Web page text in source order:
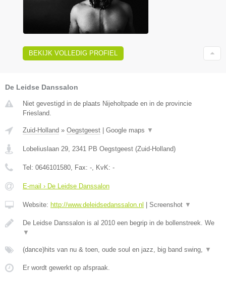
BEKIJK VOLLEDIG PROFIEL
De Leidse Danssalon
Niet gevestigd in de plaats Nijeholtpade en in de provincie
Friesland.
Zuid-Holland » Oegstgeest | Google maps ▼
Lobeliuslaan 29 2341 PB Oegstgeest (Zuid-Holland)
Tel: 0646101580 , Fax: - , KvK: -
E-mail › De Leidse Danssalon
Website: http://www.deleidsedanssalon.nl | Screenshot ▼
De Leidse Danssalon is al 2010 een begrip in de bollenstreek. We
▼
(dance)hits van nu & toen, oude soul en jazz, big band swing, ▼
Er wordt gewerkt op afspraak.